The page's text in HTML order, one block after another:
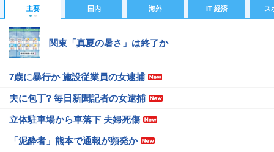
主要 国内 海外 IT 経済 ス
関東「真夏の暑さ」は終了か
7歳に暴行か 施設従業員の女逮捕
夫に包丁? 毎日新聞記者の女逮捕
立体駐車場から車落下 夫婦死傷
「泥酔者」熊本で通報が頻発か